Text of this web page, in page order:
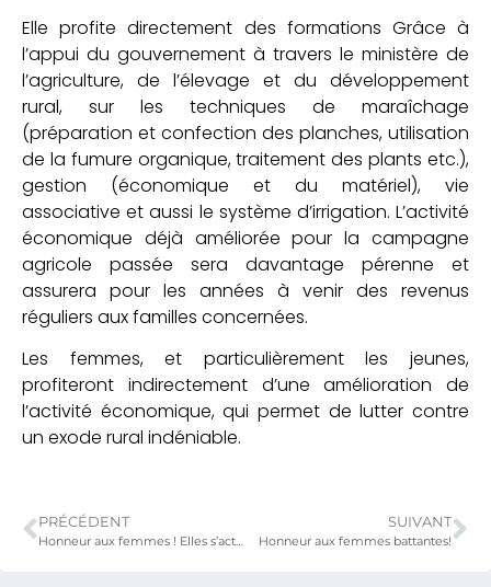
Elle profite directement des formations Grâce à
l’appui du gouvernement à travers le ministère de
l’agriculture, de l’élevage et du développement
rural, sur les techniques de maraîchage
(préparation et confection des planches, utilisation
de la fumure organique, traitement des plants etc.),
gestion (économique et du matériel), vie
associative et aussi le système d’irrigation. L’activité
économique déjà améliorée pour la campagne
agricole passée sera davantage pérenne et
assurera pour les années à venir des revenus
réguliers aux familles concernées.
Les femmes, et particulièrement les jeunes,
profiteront indirectement d’une amélioration de
l’activité économique, qui permet de lutter contre
un exode rural indéniable.
PRÉCÉDENT SUIVANT
Honneur aux femmes battantes!